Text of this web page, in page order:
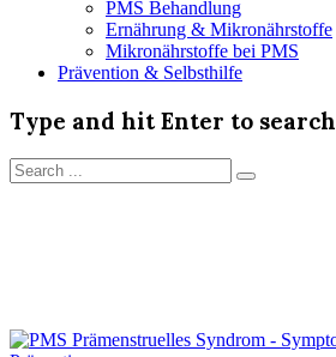
PMS Behandlung
Ernährung & Mikronährstoffe
Mikronährstoffe bei PMS
Prävention & Selbsthilfe
Type and hit Enter to search